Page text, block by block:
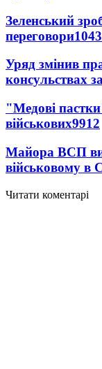
Зеленський
переговори
Уряд змінив
консульствах
"Медові
військових9912
Майора ВСП
військовому в
Читати коментарі